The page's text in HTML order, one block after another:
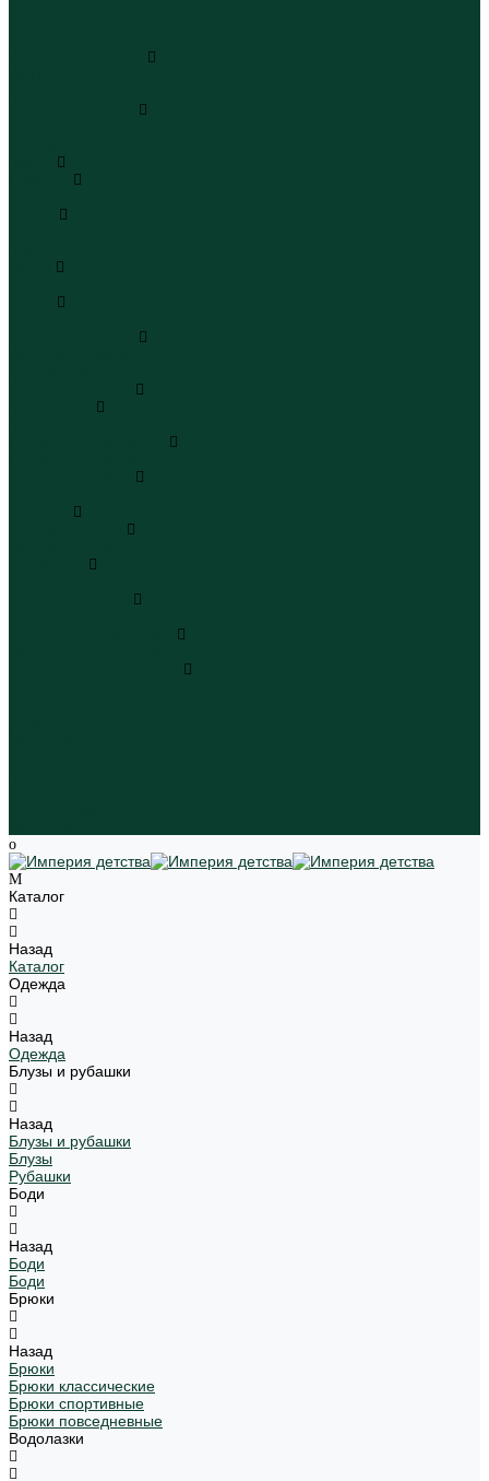
Каталог
Назад
Каталог
Одежда
Назад
Одежда
Блузы и рубашки
Назад
Блузы и рубашки
Блузы
Рубашки
Боди
Назад
Боди
Боди
Брюки
Назад
Брюки
Брюки классические
Брюки спортивные
Брюки повседневные
Водолазки